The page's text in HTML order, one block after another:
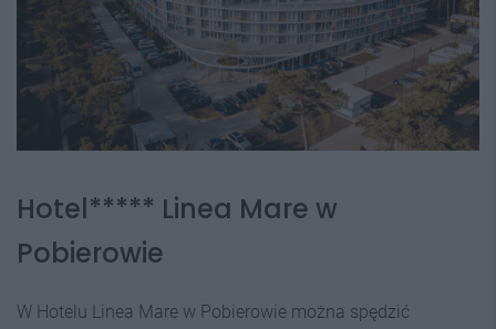
Hotel***** Linea Mare w
Pobierowie
W Hotelu Linea Mare w Pobierowie można spędzić